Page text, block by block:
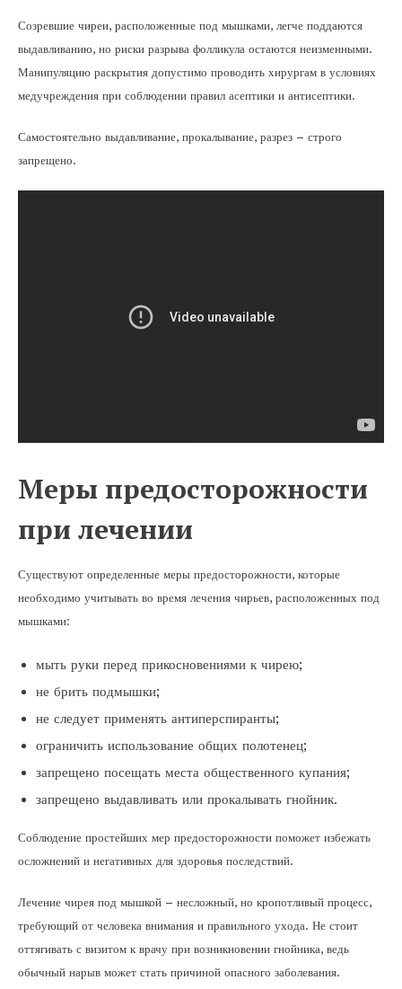
Созревшие чиреи, расположенные под мышками, легче поддаются
выдавливанию, но риски разрыва фолликула остаются неизменными.
Манипуляцию раскрытия допустимо проводить хирургам в условиях
медучреждения при соблюдении правил асептики и антисептики.
Самостоятельно выдавливание, прокалывание, разрез – строго
запрещено.
Меры предосторожности
при лечении
Существуют определенные меры предосторожности, которые
необходимо учитывать во время лечения чирьев, расположенных под
мышками:
мыть руки перед прикосновениями к чирею;
не брить подмышки;
не следует применять антиперспиранты;
ограничить использование общих полотенец;
запрещено посещать места общественного купания;
запрещено выдавливать или прокалывать гнойник.
Соблюдение простейших мер предосторожности поможет избежать
осложнений и негативных для здоровья последствий.
Лечение чирея под мышкой – несложный, но кропотливый процесс,
требующий от человека внимания и правильного ухода. Не стоит
оттягивать с визитом к врачу при возникновении гнойника, ведь
обычный нарыв может стать причиной опасного заболевания.